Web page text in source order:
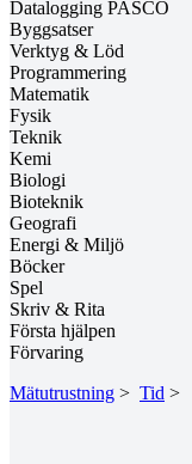
Datalogging PASCO
Byggsatser
Verktyg & Löd
Programmering
Matematik
Fysik
Teknik
Kemi
Biologi
Bioteknik
Geografi
Energi & Miljö
Böcker
Spel
Skriv & Rita
Första hjälpen
Förvaring
Mätutrustning > Tid >